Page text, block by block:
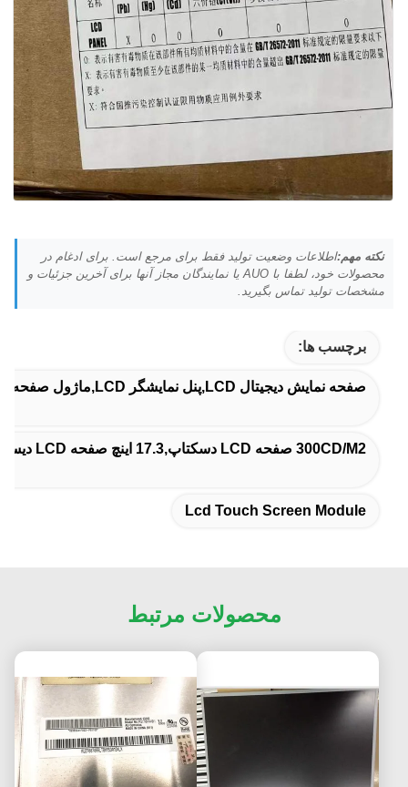
نکته مهم:اطلاعات وضعیت تولید فقط برای مرجع است. برای ادغام در
محصولات خود، لطفا با AUO یا نمایندگان مجاز آنها برای آخرین جزئیات و
مشخصات تولید تماس بگیرید.
برچسب ها:
صفحه نمایش دیجیتال LCD,پنل نمایشگر LCD,ماژول صفحه نمایش لمسی LCD
300CD/M2 صفحه LCD دسکتاپ,17.3 اينچ صفحه LCD ديسکتاپ,B173HAN05.4 صفحه LCD دسکتاپ
Lcd Touch Screen Module
محصولات مرتبط